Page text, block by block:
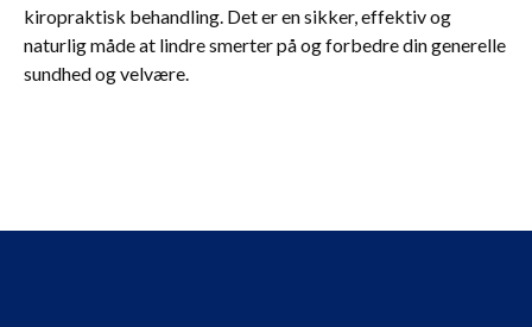
kiropraktisk behandling. Det er en sikker, effektiv og
naturlig måde at lindre smerter på og forbedre din generelle
sundhed og velvære.